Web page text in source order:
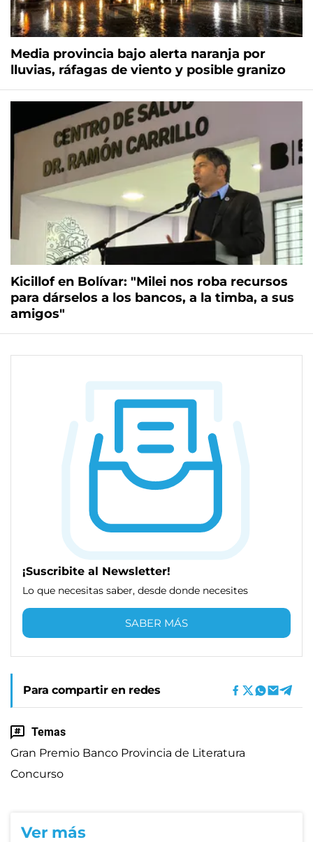
Media provincia bajo alerta naranja por
lluvias, ráfagas de viento y posible granizo
Kicillof en Bolívar: "Milei nos roba recursos
para dárselos a los bancos, a la timba, a sus
amigos"
¡Suscribite al Newsletter!
Lo que necesitas saber, desde donde necesites
SABER MÁS
Para compartir en redes
Temas
Gran Premio Banco Provincia de Literatura
Concurso
Ver más